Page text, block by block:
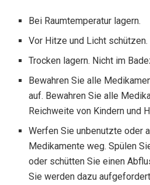
Bei Raumtemperatur lagern.
Vor Hitze und Licht schützen.
Trocken lagern. Nicht im
Bewahren Sie alle
auf. Bewahren Sie alle
Reichweite von Kindern und
Werfen Sie unbenutzte oder
Medikamente weg. Spülen
oder schütten Sie einen
Sie werden dazu